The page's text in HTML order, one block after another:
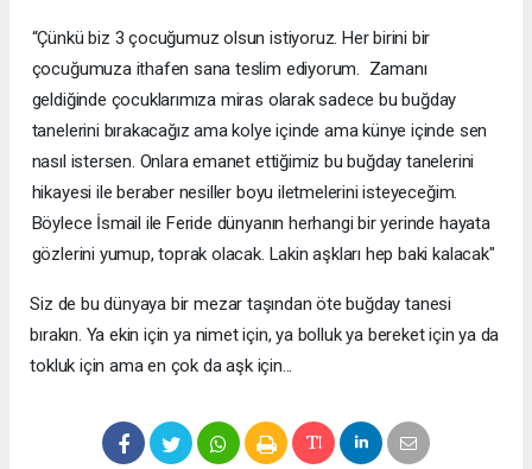
“Çünkü biz 3 çocuğumuz olsun istiyoruz. Her birini bir
çocuğumuza ithafen sana teslim ediyorum. Zamanı
geldiğinde çocuklarımıza miras olarak sadece bu buğday
tanelerini bırakacağız ama kolye içinde ama künye içinde sen
nasıl istersen. Onlara emanet ettiğimiz bu buğday tanelerini
hikayesi ile beraber nesiller boyu iletmelerini isteyeceğim.
Böylece İsmail ile Feride dünyanın herhangi bir yerinde hayata
gözlerini yumup, toprak olacak. Lakin aşkları hep baki kalacak"
Siz de bu dünyaya bir mezar taşından öte buğday tanesi
bırakın. Ya ekin için ya nimet için, ya bolluk ya bereket için ya da
tokluk için ama en çok da aşk için...